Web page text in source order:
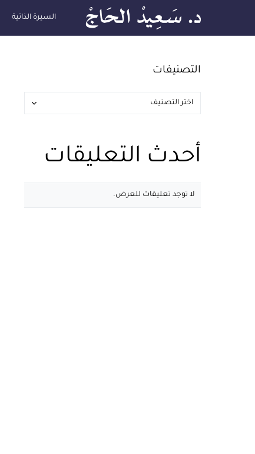
السيرة الذاتية
التصنيفات
أحدث التعليقات
لا توجد تعليقات للعرض.